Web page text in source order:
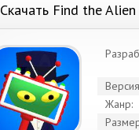
Скачать Find the
Жанр: